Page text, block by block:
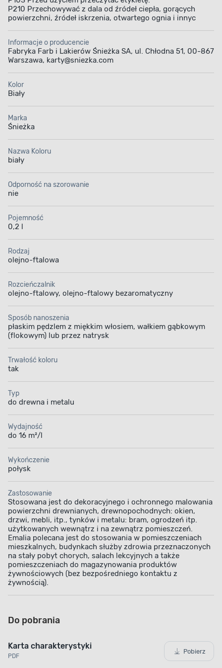
PREPARAT OLEJNO-FTALOWY
Solidne powłoki
powłoki na powierzchniach drewnianych oraz
przedmiotach metalowych. Odnawiane za jego
pomocą powierzchnie stają się odporne
na działanie środków dezynfekujących, czynników
wytworzone powłoki przyczyniają się
do sprawnego spływania wody z pomalowanej
powierzchni.
TRUDNO ZAPALNA POWŁOKA
Maksymalne bezpieczeństwo
Zadbaj o wysoki poziom bezpieczeństwa
w trakcie pożaru. Po nałożeniu farby, na ścianie
powstaje trudno zapalna powłoka o klasie palności
D-s1, d0. Dzięki temu podczas pożaru farba
nie wytworzy cząsteczek mogących powodować
rozprzestrzenianie się ognia oraz poparzenia.
P210 Przechowywać z dala od źródeł ciepła, gorących
powierzchni, źródeł iskrzenia, otwartego ognia i innyc
Informacje o producencie
Fabryka Farb i Lakierów Śnieżka SA, ul. Chłodna 51, 00-867
Warszawa, karty@sniezka.com
Kolor
Biały
Marka
Śnieżka
Nazwa Koloru
biały
Odporność na szorowanie
nie
Pojemność
0,2 l
Rodzaj
olejno-ftalowa
Rozcieńczalnik
olejno-ftalowy, olejno-ftalowy bezaromatyczny
Sposób nanoszenia
płaskim pędzlem z miękkim włosiem, wałkiem gąbkowym
(flokowym) lub przez natrysk
Trwałość koloru
tak
Typ
do drewna i metalu
Wydajność
do 16 m²/l
Wykończenie
połysk
Zastosowanie
Stosowana jest do dekoracyjnego i ochronnego malowania
powierzchni drewnianych, drewnopochodnych: okien,
drzwi, mebli, itp., tynków i metalu: bram, ogrodzeń itp.
użytkowanych wewnątrz i na zewnątrz pomieszczeń.
Emalia polecana jest do stosowania w pomieszczeniach
mieszkalnych, budynkach służby zdrowia przeznaczonych
na stały pobyt chorych, salach lekcyjnych a także
pomieszczeniach do magazynowania produktów
żywnościowych (bez bezpośredniego kontaktu z
żywnością).
Do pobrania
Karta charakterystyki
PDF
Pobierz